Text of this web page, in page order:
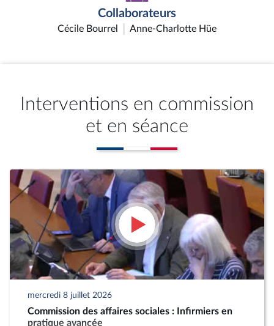
Collaborateurs
Cécile Bourrel Anne-Charlotte Hüe
Interventions en commission
et en séance
mercredi 8 juillet 2026
Commission des affaires sociales : Infirmiers en
pratique avancée